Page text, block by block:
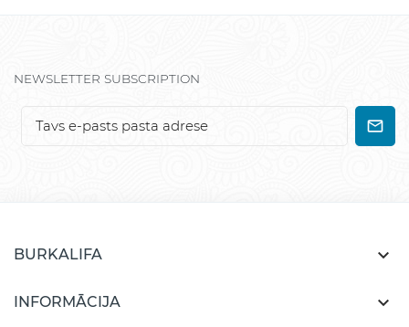
NEWSLETTER SUBSCRIPTION
BURKALIFA 
INFORMĀCIJA 